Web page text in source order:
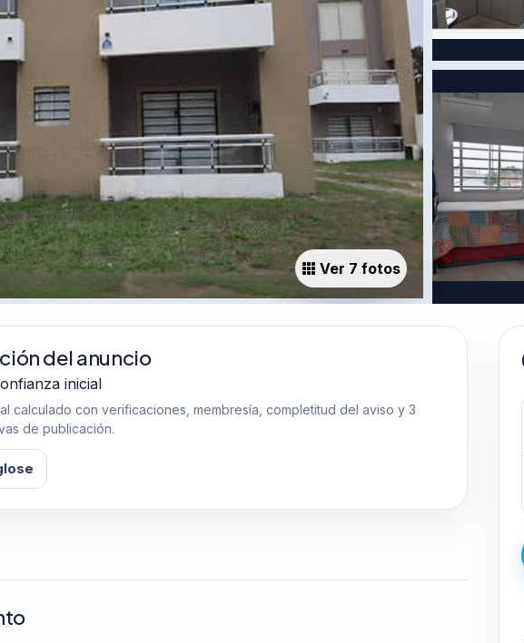
Ver 7 fotos
del anuncio
inicial
calculado con verificaciones, membresía, completitud del aviso y 3
de publicación.